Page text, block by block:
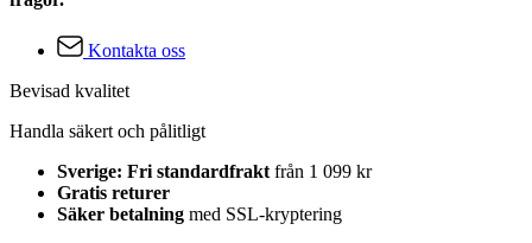
Kontakta oss
Bevisad kvalitet
Handla säkert och pålitligt
Sverige: Fri standardfrakt från 1 099 kr
Gratis returer
Säker betalning med SSL-kryptering